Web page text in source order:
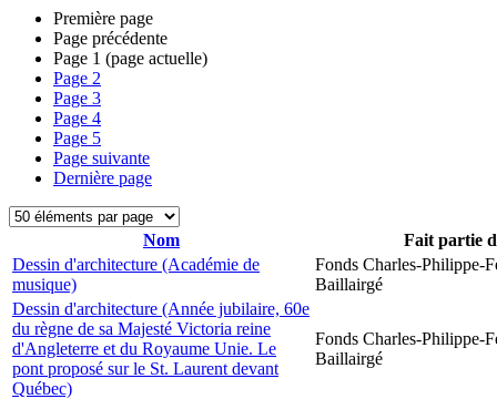
Première page
Page précédente
Page 1 (page actuelle)
Page 2
Page 3
Page 4
Page 5
Page suivante
Dernière page
Nom
Fait partie
Dessin d'architecture (Académie de
musique)
Fonds Charles-Philippe-
Baillairgé
Dessin d'architecture (Année jubilaire, 60e
du règne de sa Majesté Victoria reine
d'Angleterre et du Royaume Unie. Le
pont proposé sur le St. Laurent devant
Québec)
Fonds Charles-Philippe-
Baillairgé